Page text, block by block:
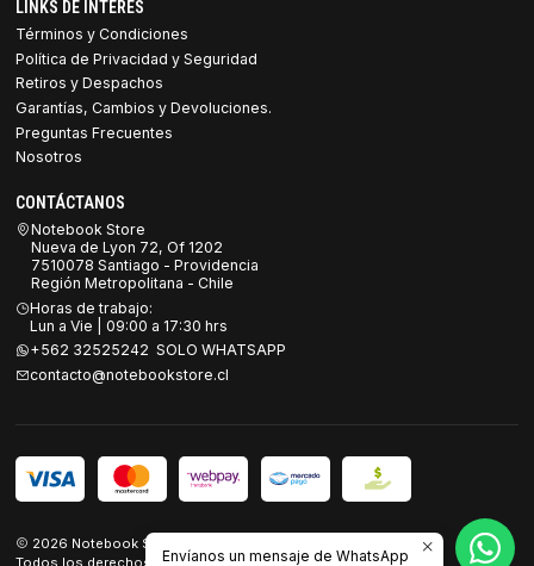
LINKS DE INTERES
Términos y Condiciones
Política de Privacidad y Seguridad
Retiros y Despachos
Garantías, Cambios y Devoluciones.
Preguntas Frecuentes
Nosotros
CONTÁCTANOS
Notebook Store
Nueva de Lyon 72, Of 1202
7510078 Santiago - Providencia
Región Metropolitana - Chile
Horas de trabajo:
Lun a Vie | 09:00 a 17:30 hrs
+562 32525242 SOLO WHATSAPP
contacto@notebookstore.cl
2026 Notebook Store.
Todos los derechos reservados.Desarrollado por Jumpseller
Envíanos un mensaje de WhatsApp